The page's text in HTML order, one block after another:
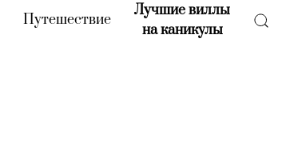
(current)
Путешествие(current)
Лучшие виллы
на каникулы(current)